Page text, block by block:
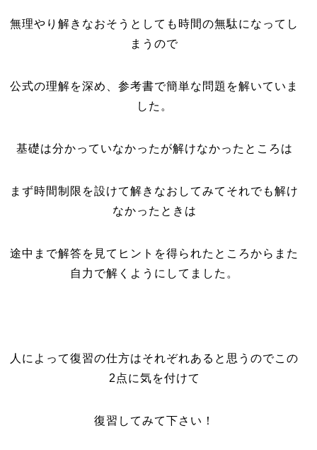
無理やり解きなおそうとしても時間の無駄になってし
まうので
公式の理解を深め、参考書で簡単な問題を解いていま
した。
基礎は分かっていなかったが解けなかったところは
まず時間制限を設けて解きなおしてみてそれでも解け
なかったときは
途中まで解答を見てヒントを得られたところからまた
自力で解くようにしてました。
人によって復習の仕方はそれぞれあると思うのでこの
2点に気を付けて
復習してみて下さい！